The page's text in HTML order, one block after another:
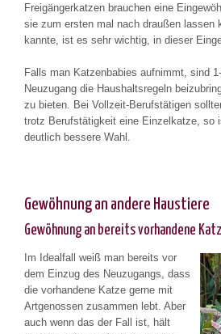
Freigängerkatzen brauchen eine
sie zum ersten mal nach draußen lassen
kannte, ist es sehr wichtig, in dieser
Falls man Katzenbabies aufnimmt, sind
Neuzugang die Haushaltsregeln
zu bieten. Bei Vollzeit-Berufstätigen
trotz Berufstätigkeit eine Einzelkatze, so
deutlich bessere Wahl.
Gewöhnung an andere Haustiere
Gewöhnung an bereits vorhandene
Im Idealfall weiß man bereits vor
dem Einzug des Neuzugangs, dass
die vorhandene Katze gerne mit
Artgenossen zusammen lebt. Aber
auch wenn das der Fall ist, hält